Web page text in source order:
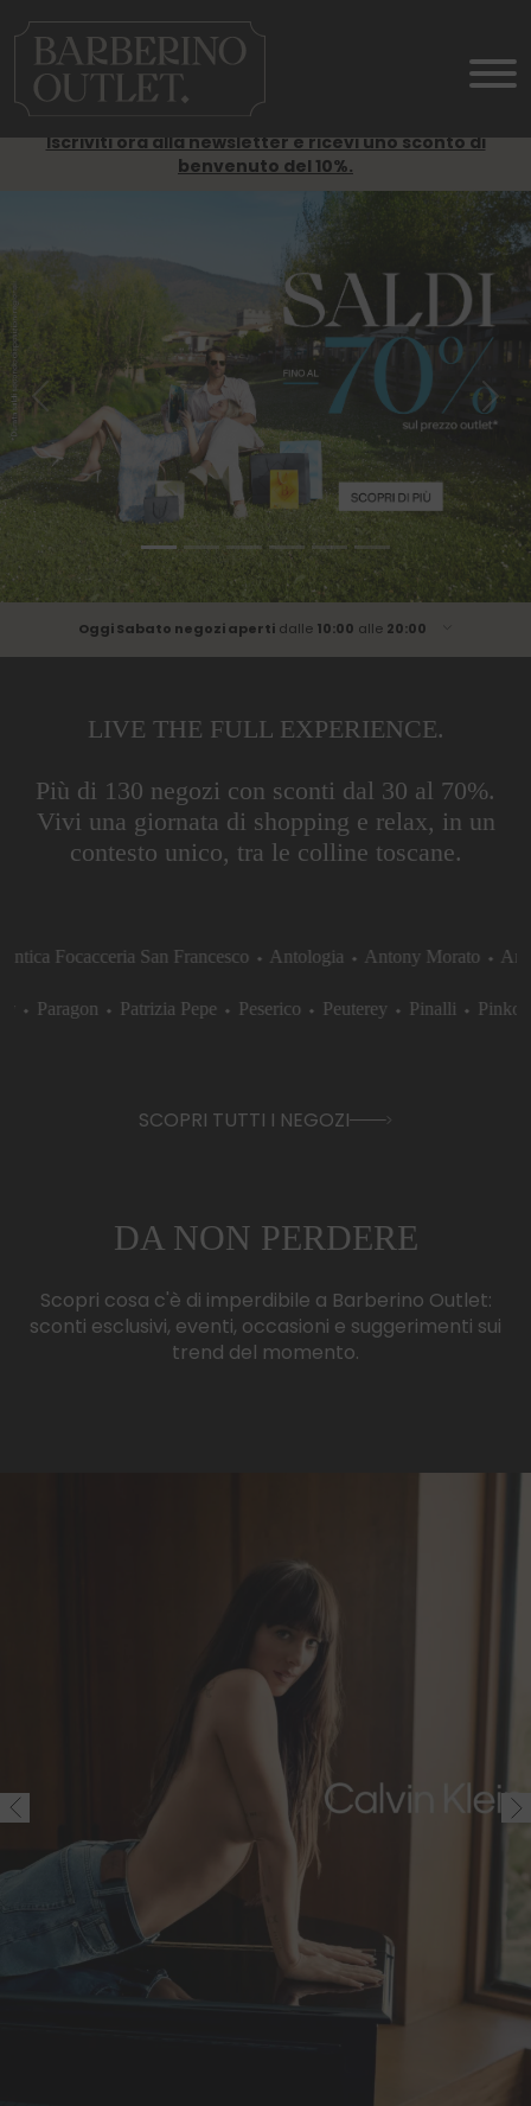
Iscriviti ora alla newsletter e ricevi uno sconto di
benvenuto del 10%.
Previous Next
Oggi Sabato negozi aperti dalle 10:00 alle 20:00
Mercoledìdalle10:00alle20:00
Venerdìdalle10:00alle20:00
Sabatodalle10:00alle 20:00
Domenicadalle 10:00alle20:00
LIVE THE FULL EXPERIENCE.
Più di 130 negozi con sconti dal 30 al 70%.
Vivi una giornata di shopping e relax, in un
contesto unico, tra le colline toscane.
Focacceria San Francesco⬩Antologia⬩Antony Morato⬩Armata
Outly⬩Paragon⬩Patrizia Pepe⬩Peserico⬩Peuterey⬩Pinalli⬩
SCOPRI TUTTI I NEGOZI
DA NON PERDERE
Scopri cosa c'è di imperdibile a Barberino Outlet:
sconti esclusivi, eventi, occasioni e suggerimenti sui
trend del momento.